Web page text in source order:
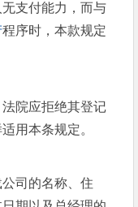
支付能力，而与
程序时，本款规定
院应拒绝其登记
用本条规定。
司的名称、住